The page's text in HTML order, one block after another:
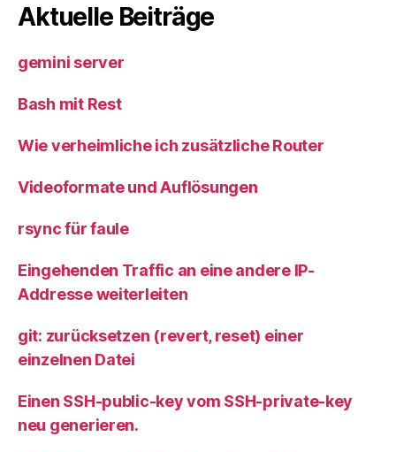
Aktuelle Beiträge
gemini server
Bash mit Rest
Wie verheimliche ich zusätzliche Router
Videoformate und Auflösungen
rsync für faule
Eingehenden Traffic an eine andere IP-
Addresse weiterleiten
git: zurücksetzen (revert, reset) einer
einzelnen Datei
Einen SSH-public-key vom SSH-private-key
neu generieren.